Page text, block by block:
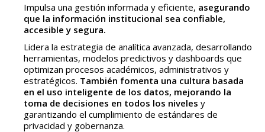
Impulsa una gestión informada y eficiente, asegurando
que la información institucional sea confiable,
accesible y segura.
Lidera la estrategia de analítica avanzada, desarrollando
herramientas, modelos predictivos y dashboards que
optimizan procesos académicos, administrativos y
estratégicos. También fomenta una cultura basada
en el uso inteligente de los datos, mejorando la
toma de decisiones en todos los niveles y
garantizando el cumplimiento de estándares de
privacidad y gobernanza.